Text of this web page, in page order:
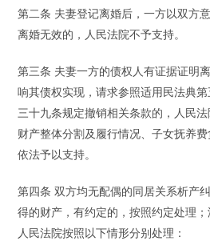
第二条 夫妻登记离婚后，一方以双方
离婚无效的，人民法院不予支持。
第三条 夫妻一方的债权人有证据证明
响其债权实现，请求参照适用民法典
三十九条规定撤销相关条款的，人民
财产整体分割及履行情况、子女抚养
依法予以支持。
第四条 双方均无配偶的同居关系析产
得的财产，有约定的，按照约定处理
人民法院按照以下情形分别处理：